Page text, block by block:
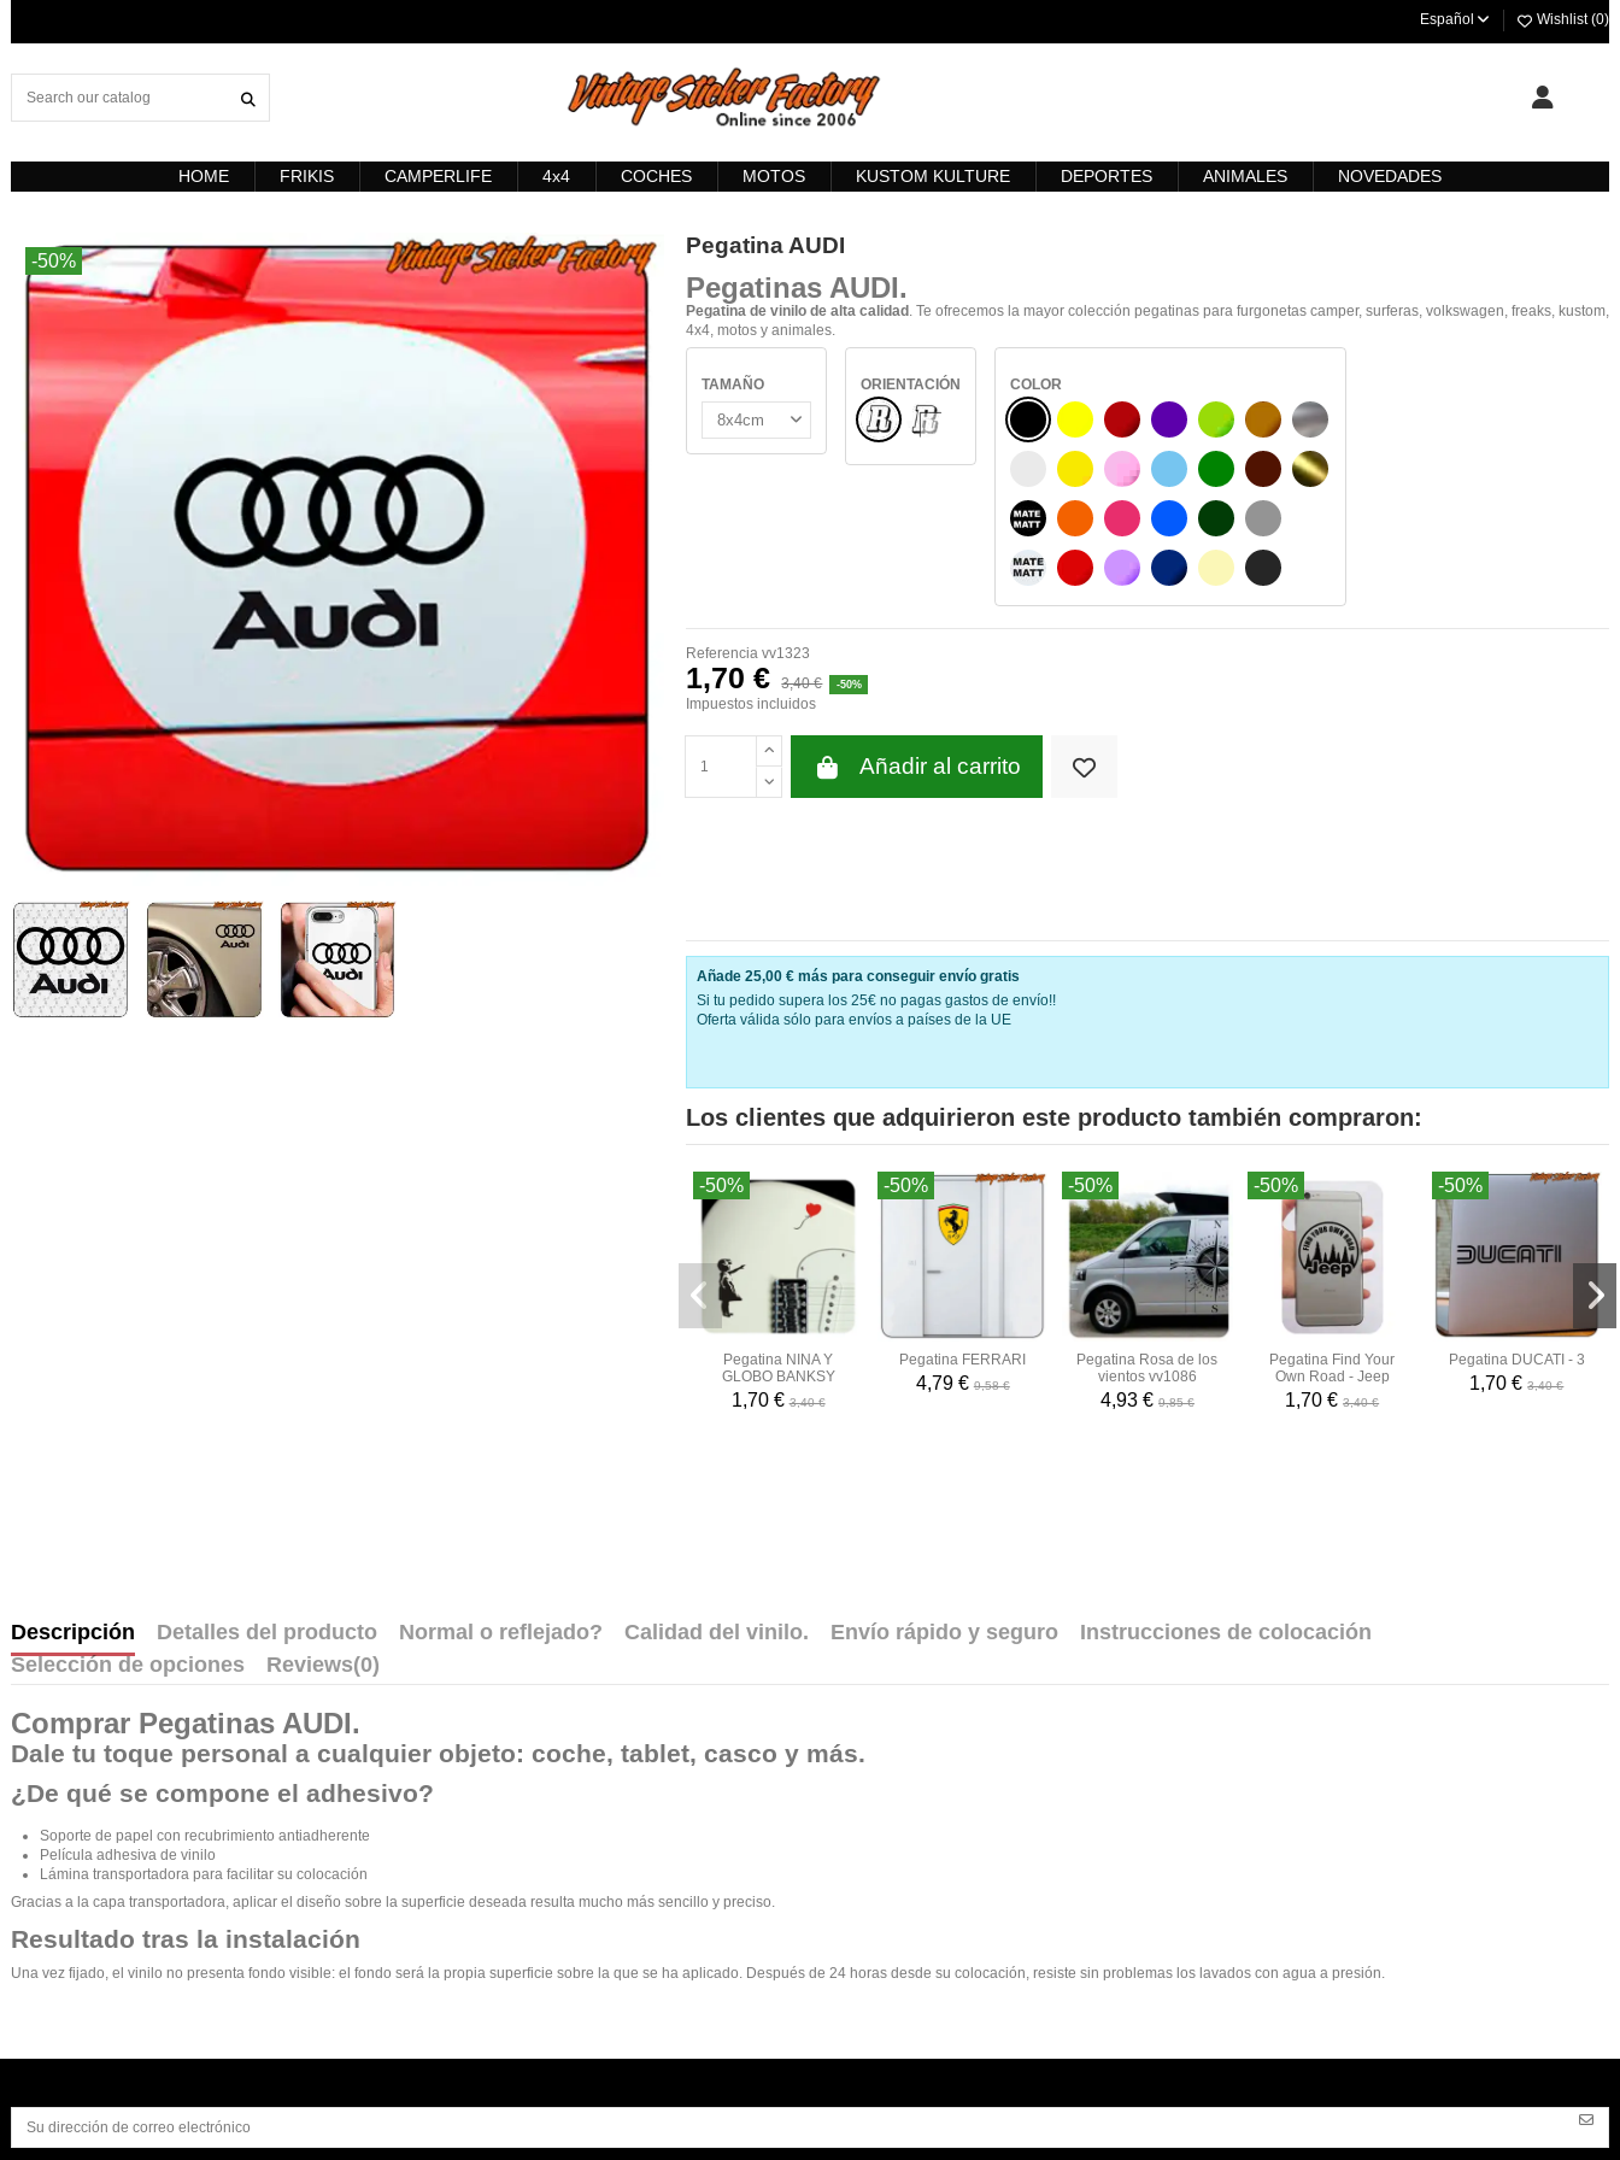
Español Wishlist (0)
HOME FRIKIS CAMPERLIFE 4x4 COCHES MOTOS KUSTOM KULTURE DEPORTES ANIMALES NOVEDADES
-50%
Pegatina AUDI
Pegatinas AUDI.
Pegatina de vinilo de alta calidad . Te ofrecemos la mayor colección pegatinas para furgonetas camper, surferas, volkswagen, freaks, kustom,
4x4, motos y animales.
TAMAÑO
ORIENTACIÓN
NormalINTERIOR CRISTAL
COLOR
NEGRO
BLANCO
NEGRO MATE
BLANCO MATE
AMARILLO
AMARILLO SENAL
NARANJA
ROJO
BURDEOS
ROSA
FUCSIA
LILA
MORADO
AZUL CIELO
AZUL
AZUL MARINO
VERDE CLARO
VERDE
VERDE OSCURO
BEIGE
AVELLANA
CHOCOLATE
GRIS
GRIS OSCURO
PLATA
ORO
Referencia vv1323
1,70 € 3,40 € -50%
Impuestos incluidos
Añadir al carrito
Añade 25,00 € más para conseguir envío gratis
Si tu pedido supera los 25€ no pagas gastos de envío!!
Oferta válida sólo para envíos a países de la UE
Los clientes que adquirieron este producto también compraron:
-50%
Pegatina NINA Y
GLOBO BANKSY
1,70 €3,40 €
-50%
Pegatina FERRARI
4,79 €9,58 €
-50%
Pegatina Rosa de los
vientos vv1086
4,93 € 9,85 €
-50%
Pegatina Find Your
Own Road - Jeep
1,70 €3,40 €
-50%
Pegatina DUCATI - 3
1,70 €3,40 €
Descripción Detalles del producto Normal o reflejado? Calidad del vinilo. Envío rápido y seguro
Instrucciones de colocación
Selección de opciones
Reviews(0)
Comprar Pegatinas AUDI.
Dale tu toque personal a cualquier objeto: coche, tablet, casco y más.
¿De qué se compone el adhesivo?
Soporte de papel con recubrimiento antiadherente
Película adhesiva de vinilo
Lámina transportadora para facilitar su colocación
Gracias a la capa transportadora, aplicar el diseño sobre la superficie deseada resulta mucho más sencillo y preciso.
Resultado tras la instalación
Una vez fijado, el vinilo no presenta fondo visible: el fondo será la propia superficie sobre la que se ha aplicado. Después de 24 horas desde su colocación, resiste sin problemas los lavados con agua a presión.